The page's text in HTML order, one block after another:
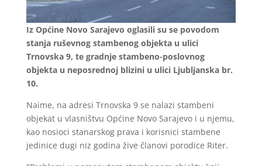
Iz Općine Novo Sarajevo oglasili su se povodom
stanja ruševnog stambenog objekta u ulici
Trnovska 9, te gradnje stambeno-poslovnog
objekta u neposrednoj blizini u ulici Ljubljanska br.
10.
Naime, na adresi Trnovska 9 se nalazi stambeni
objekat u vlasništvu Općine Novo Sarajevo i u njemu,
kao nosioci stanarskog prava i korisnici stambene
jedinice dugi niz godina žive članovi porodice Riter.